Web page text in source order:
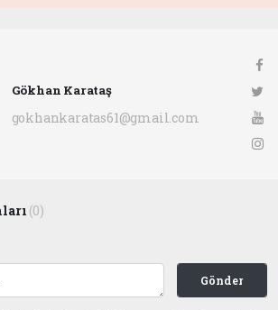
Gökhan Karataş
gokhankaratas61@gmail.com
(0)
Gönder